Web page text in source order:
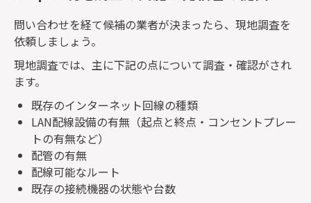
問い合わせを経て候補の業者が決まったら、現地調査を
依頼しましょう。
現地調査では、主に下記の点について調査・確認がされ
ます。
既存のインターネット回線の種類
LAN配線設備の有無（起点と終点・コンセントプレー
トの有無など）
配管の有無
配線可能なルート
既存の接続機器の状態や台数